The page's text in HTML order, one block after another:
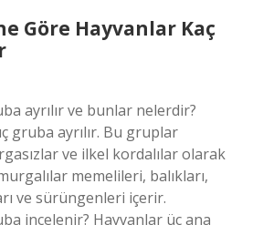
Göre Hayvanlar Kaç
ayrılır ve bunlar nelerdir?
gruba ayrılır. Bu gruplar
ve ilkel kordalılar olarak
memelileri, balıkları,
ve sürüngenleri içerir.
incelenir? Hayvanlar üç ana